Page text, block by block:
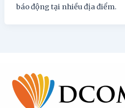
báo động tại nhiều địa điểm.